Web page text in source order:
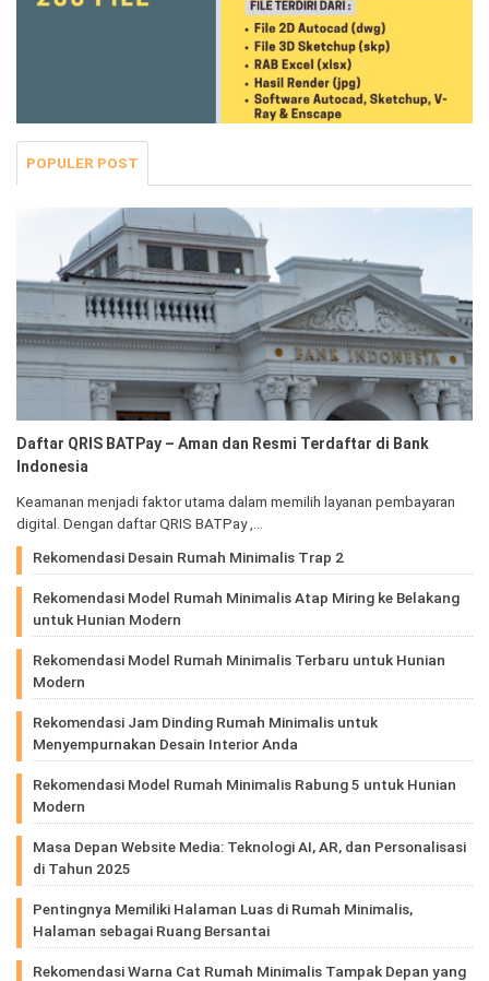
POPULER POST
Daftar QRIS BATPay – Aman dan Resmi Terdaftar di Bank
Indonesia
Keamanan menjadi faktor utama dalam memilih layanan pembayaran
digital. Dengan daftar QRIS BATPay ,…
Rekomendasi Desain Rumah Minimalis Trap 2
Rekomendasi Model Rumah Minimalis Atap Miring ke Belakang
untuk Hunian Modern
Rekomendasi Model Rumah Minimalis Terbaru untuk Hunian
Modern
Rekomendasi Jam Dinding Rumah Minimalis untuk
Menyempurnakan Desain Interior Anda
Rekomendasi Model Rumah Minimalis Rabung 5 untuk Hunian
Modern
Masa Depan Website Media: Teknologi AI, AR, dan Personalisasi
di Tahun 2025
Pentingnya Memiliki Halaman Luas di Rumah Minimalis,
Halaman sebagai Ruang Bersantai
Rekomendasi Warna Cat Rumah Minimalis Tampak Depan yang